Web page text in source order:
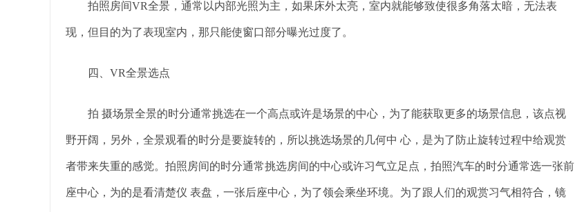
拍照房间VR全景，通常以内部光照为主，如果床外太亮，室内就能够致使很多角落太暗，无法表
现，但目的为了表现室内，那只能使窗口部分曝光过度了。
四、VR全景选点
拍 摄场景全景的时分通常挑选在一个高点或许是场景的中心，为了能获取更多的场景信息，该点视
野开阔，另外，全景观看的时分是要旋转的，所以挑选场景的几何中 心，是为了防止旋转过程中给观赏
者带来失重的感觉。拍照房间的时分通常挑选房间的中心或许习气立足点，拍照汽车的时分通常选一张前
座中心，为的是看清楚仪 表盘，一张后座中心，为了领会乘坐环境。为了跟人们的观赏习气相符合，镜